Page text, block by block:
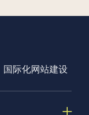
国际化网站建设